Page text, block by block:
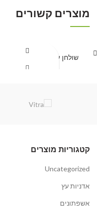
מוצרים קשורים
שולחן עץ בסיס ברזל דגם 2
קטגוריות מוצרים
Uncategorized
אדניות עץ
אשפתונים